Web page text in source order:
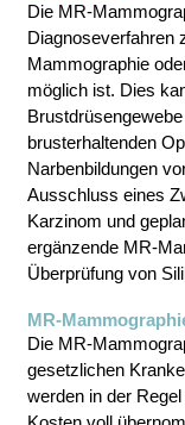
Die MR-
Diagnoseverfahren
Mammographie
möglich ist. Dies
brusterhaltenden
Narbenbildungen
Ausschluss eines
Karzinom und
ergänzende MR-
Überprüfung von
MR-
Die MR-
gesetzlichen
werden in der